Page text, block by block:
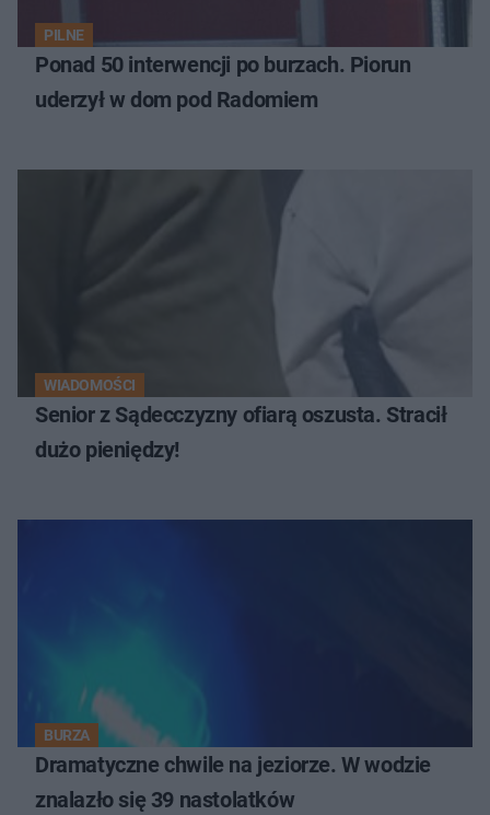
PILNE
Ponad 50 interwencji po burzach. Piorun
uderzył w dom pod Radomiem
WIADOMOŚCI
Senior z Sądecczyzny ofiarą oszusta. Stracił
dużo pieniędzy!
BURZA
Dramatyczne chwile na jeziorze. W wodzie
znalazło się 39 nastolatków